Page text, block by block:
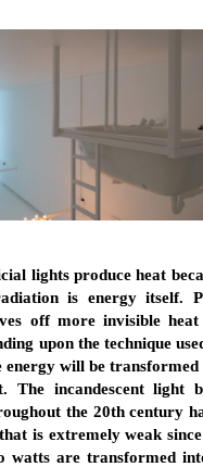
lights produce heat
is energy itself.
off more invisible
upon the technique
will be transformed
The incandescent light
the 20th century
is extremely weak
watts are transformed